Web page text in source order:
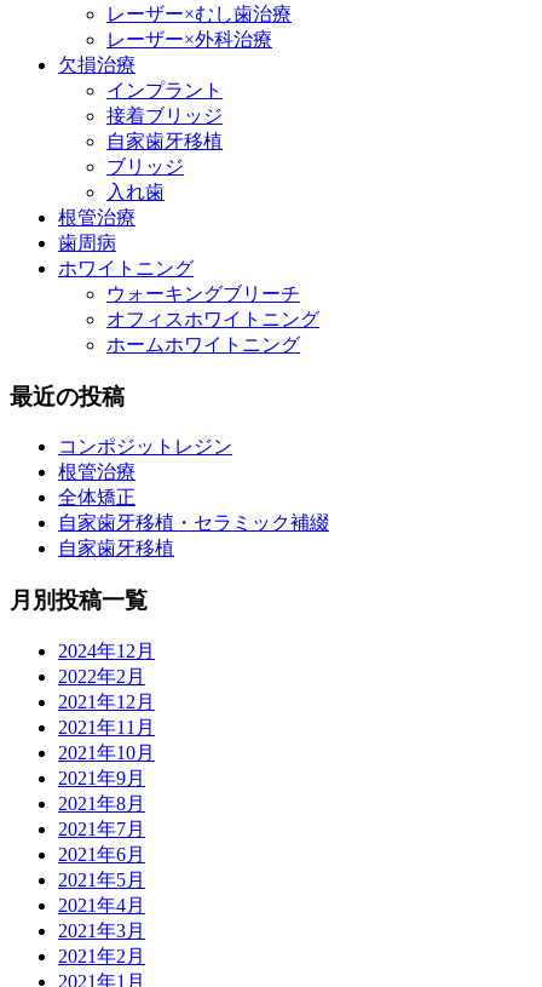
レーザー×むし歯治療
レーザー×外科治療
欠損治療
インプラント
接着ブリッジ
自家歯牙移植
ブリッジ
入れ歯
根管治療
歯周病
ホワイトニング
ウォーキングブリーチ
オフィスホワイトニング
ホームホワイトニング
最近の投稿
コンポジットレジン
根管治療
全体矯正
自家歯牙移植・セラミック補綴
自家歯牙移植
月別投稿一覧
2024年12月
2022年2月
2021年12月
2021年11月
2021年10月
2021年9月
2021年8月
2021年7月
2021年6月
2021年5月
2021年4月
2021年3月
2021年2月
2021年1月